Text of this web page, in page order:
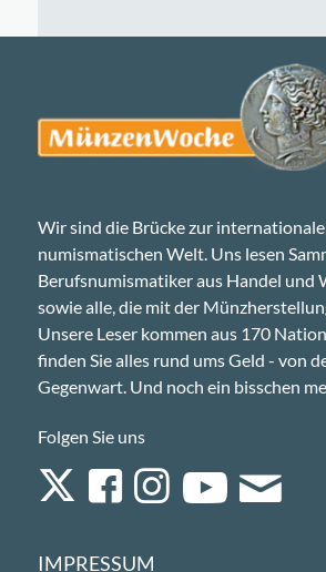
Wir sind die Brücke zur
numismatischen Welt. Uns lesen
Berufsnumismatiker aus Handel und
sowie alle, die mit der
Unsere Leser kommen aus 170
finden Sie alles rund ums Geld - von
Gegenwart. Und noch ein bisschen
Folgen Sie uns
IMPRESSUM